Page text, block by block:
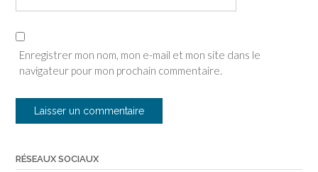
Enregistrer mon nom, mon e-mail et mon site dans le
navigateur pour mon prochain commentaire.
RÉSEAUX SOCIAUX